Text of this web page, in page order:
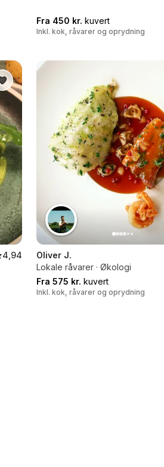
Fra 450 kr. kuvert
Inkl. kok, råvarer og oprydning
4,94
Oliver J.
Lokale råvarer · Økologi
Fra 575 kr. kuvert
Inkl. kok, råvarer og oprydning